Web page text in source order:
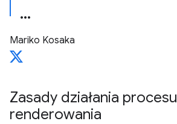
Mariko Kosaka
Zasady działania procesu
renderowania